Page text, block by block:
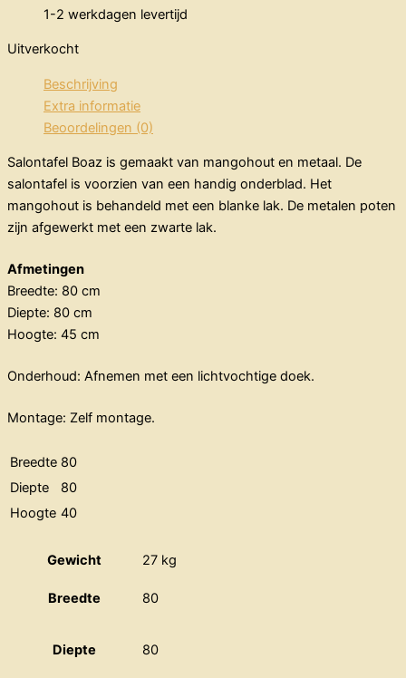
1-2 werkdagen levertijd
Uitverkocht
Beschrijving
Extra informatie
Beoordelingen (0)
Salontafel Boaz is gemaakt van mangohout en metaal. De
salontafel is voorzien van een handig onderblad. Het
mangohout is behandeld met een blanke lak. De metalen poten
zijn afgewerkt met een zwarte lak.
Afmetingen
Breedte: 80 cm
Diepte: 80 cm
Hoogte: 45 cm
Onderhoud: Afnemen met een lichtvochtige doek.
Montage: Zelf montage.
Breedte 80
Diepte
80
Hoogte 40
Gewicht 27 kg
Breedte 80
Diepte 80